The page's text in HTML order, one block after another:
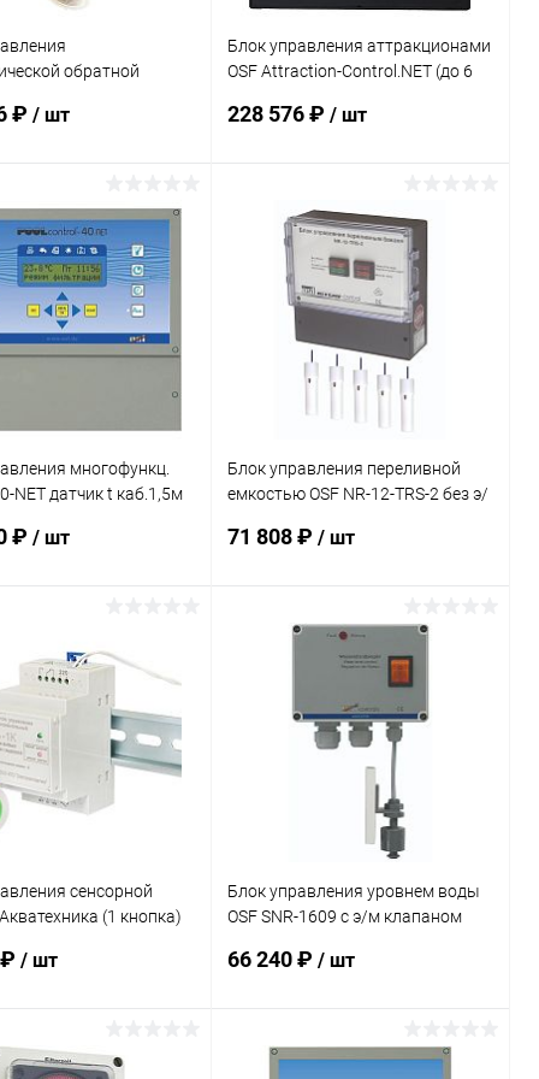
обратной
₽ / шт
В корзину
В наличии
Блок управления аттракционами
OSF Attraction-Control.NET (до 6
228 576 ₽/ шт
В корзину
В избранное
К сравнению В наличии
многофункц.
NET датчик t каб.1,5м
₽ / шт
В наличии
Блок управления переливной
емкостью OSF NR-12-TRS-2 без э/
(303.008.2020)
71 808 ₽/ шт
В корзину
К сравнению В наличии
сенсорной
(1 кнопка)
/ шт
В корзину
Блок управления уровнем воды
OSF SNR-1609 c э/м клапаном
(313.006.0060)
66 240 ₽/ шт
В корзину